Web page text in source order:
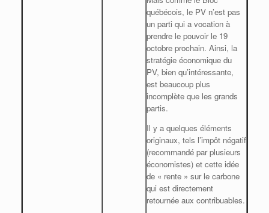
québécois, le PV n’est pas
un parti qui a vocation à
prendre le pouvoir le 19
octobre prochain. Ainsi, la
stratégie économique du
PV, bien qu’intéressante,
est beaucoup plus
incomplète que les grands
partis.
Il y a quelques éléments
originaux, tels l’impôt négatif
(recommandé par plusieurs
économistes) et cette idée
de « rente » sur le carbone
qui est directement
retournée aux contribuables.